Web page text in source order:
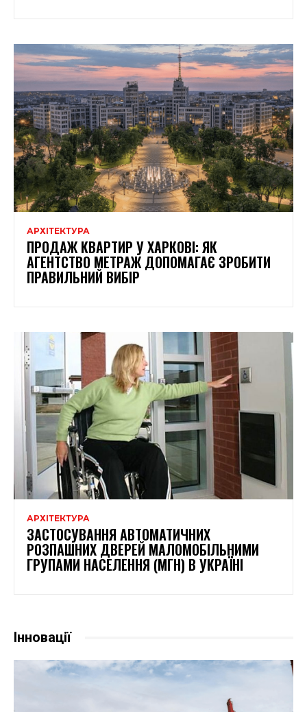
АРХІТЕКТУРА
ПРОДАЖ КВАРТИР У ХАРКОВІ: ЯК
АГЕНТСТВО МЕТРАЖ ДОПОМАГАЄ ЗРОБИТИ
ПРАВИЛЬНИЙ ВИБІР
АРХІТЕКТУРА
ЗАСТОСУВАННЯ АВТОМАТИЧНИХ
РОЗПАШНИХ ДВЕРЕЙ МАЛОМОБІЛЬНИМИ
ГРУПАМИ НАСЕЛЕННЯ (МГН) В УКРАЇНІ
Інновації